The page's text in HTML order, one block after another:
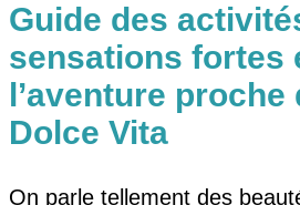
Guide des
sensations fortes
l’aventure proche
Dolce Vita
On parle tellement des